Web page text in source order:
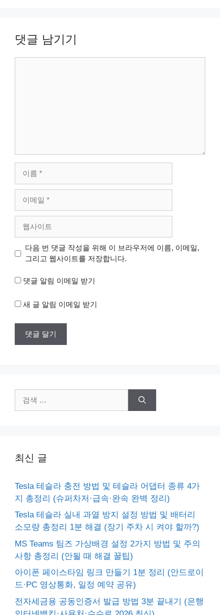
댓글 남기기
일
트
다음 번 댓글 작성을 위해 이 브라우저에 이름, 이메일,
그리고 웹사이트를 저장합니다.
댓글 알림 이메일 받기
새 글 알림 이메일 받기
색:
최신 글
Tesla 테슬라 충전 방법 및 테슬라 어댑터 종류 4가
지 총정리 (슈퍼차저·급속·완속 완벽 정리)
Tesla 테슬라 실내 과열 방지 설정 방법 및 배터리
소모량 총정리 1분 해결 (장기 주차 시 켜야 할까?)
MS Teams 팀즈 가상배경 설정 2가지 방법 및 주의
사항 총정리 (안될 때 해결 꿀팁)
아이폰 페이스타임 링크 만들기 1분 정리 (안드로이
드·PC 영상통화, 일정 예약 공유)
전자세금용 공동인증서 발급 방법 3분 끝내기 (은행